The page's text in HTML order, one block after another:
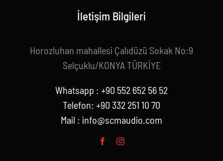
İletişim Bilgileri
Horozluhan mahallesi Çalıdüzü Sokak No:9
Selçuklu/KONYA TÜRKİYE
Whatsapp : +90 552 652 56 52
Telefon: +90 332 251 10 70
Mail : info@scmaudio.com